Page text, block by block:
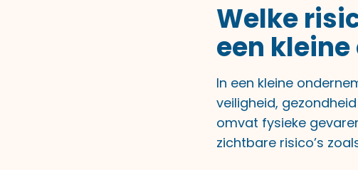
Welke
een
In een kleine
veiligheid,
omvat fysieke
zichtbare risico’s